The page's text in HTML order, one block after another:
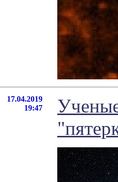
17.04.2019
19:47